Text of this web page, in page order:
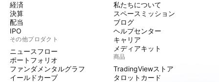
経済
決算
配当
IPO
その他プロダクト
ニュースフロー
ポートフォリオ
ファンダメンタルグラフ
イールドカーブ
私たちについて
スペースミッション
ブログ
ヘルプセンター
キャリア
メディアキット
商品
TradingViewストア
タロットカード